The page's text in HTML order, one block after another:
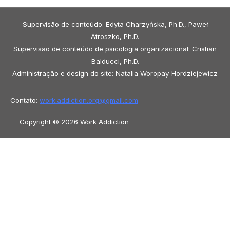
Supervisão de conteúdo: Edyta Charzyńska, Ph.D., Paweł
Atroszko, Ph.D.
Supervisão de conteúdo de psicologia organizacional: Cristian
Balducci, Ph.D.
Administração e design do site: Natalia Woropay-Hordziejewicz
Contato: work.addiction.org@gmail.com
Copyright © 2026 Work Addiction